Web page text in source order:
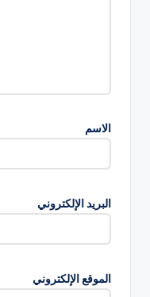
الاسم
البريد الإلكتروني
الموقع الإلكتروني